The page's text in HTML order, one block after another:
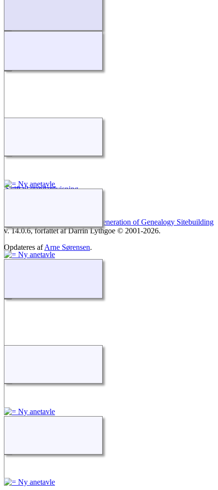
Skift til standardvisning
The Next Generation of Genealogy Sitebuilding
v. 14.0.6, forfattet af Darrin Lythgoe © 2001-2026.
Opdateres afArne Sørensen.